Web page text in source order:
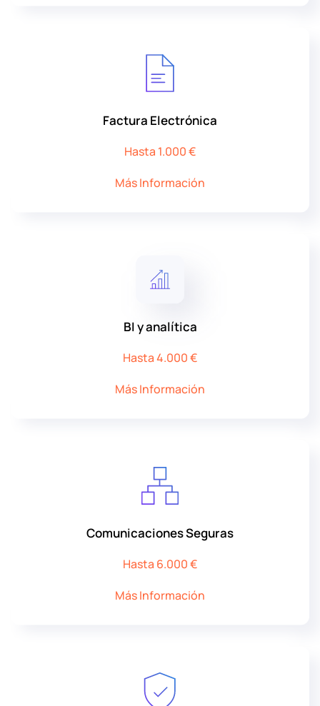
Factura Electrónica
Hasta 1.000 €
Más Información
BI y analítica
Hasta 4.000 €
Más Información
Comunicaciones Seguras
Hasta 6.000 €
Más Información